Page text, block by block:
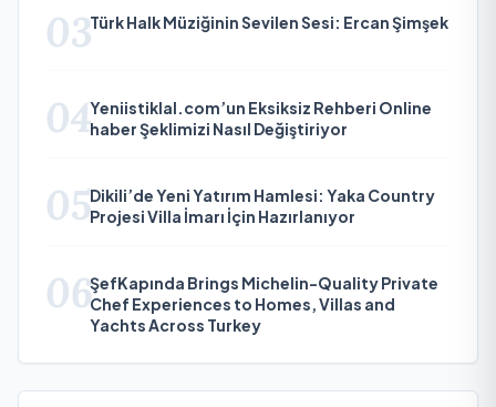
03Türk Halk Müziğinin Sevilen Sesi: Ercan Şimşek
04Yeniistiklal.com’un Eksiksiz Rehberi Online
haber Şeklimizi Nasıl Değiştiriyor
05Dikili’de Yeni Yatırım Hamlesi: Yaka Country
Projesi Villa İmarı İçin Hazırlanıyor
06ŞefKapında Brings Michelin-Quality Private
Chef Experiences to Homes, Villas and
Yachts Across Turkey